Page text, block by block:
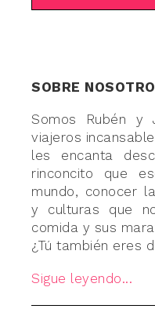
SOBRE
Somos Rubén y
viajeros
les encanta
rinconcito que
mundo, conocer
y culturas que
comida y sus
¿Tú también eres
Sigue leyendo...